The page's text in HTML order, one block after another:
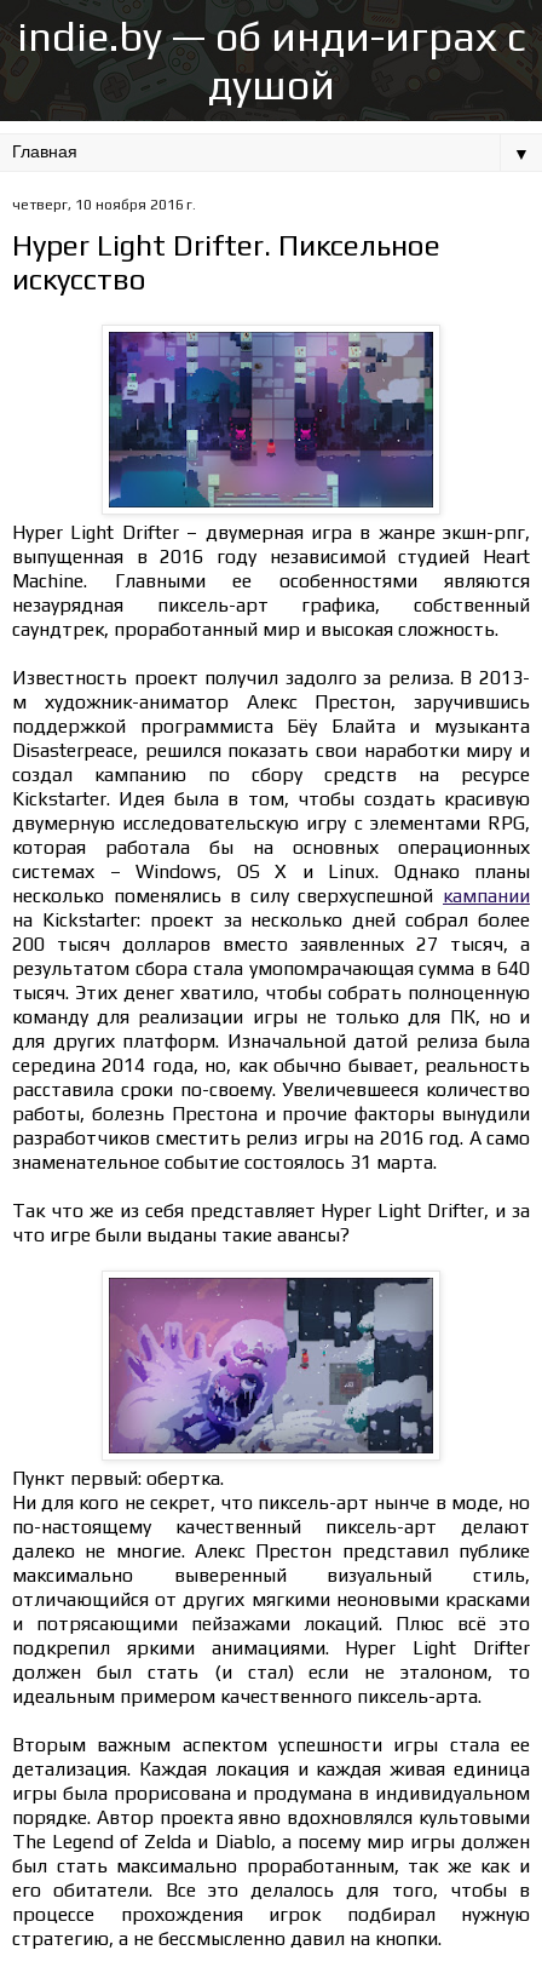
indie.by — об инди-играх с
душой
▼
четверг, 10 ноября 2016 г.
Hyper Light Drifter. Пиксельное
искусство
Hyper Light Drifter – двумерная игра в жанре экшн-рпг,
выпущенная в 2016 году независимой студией Heart
Machine. Главными ее особенностями являются
незаурядная пиксель-арт графика, собственный
саундтрек, проработанный мир и высокая сложность.
Известность проект получил задолго за релиза. В 2013-
м художник-аниматор Алекс Престон, заручившись
поддержкой программиста Бёу Блайта и музыканта
Disasterpeace, решился показать свои наработки миру и
создал кампанию по сбору средств на ресурсе
Kickstarter. Идея была в том, чтобы создать красивую
двумерную исследовательскую игру с элементами RPG,
которая работала бы на основных операционных
системах – Windows, OS X и Linux. Однако планы
несколько поменялись в силу сверхуспешной кампании
на Kickstarter: проект за несколько дней собрал более
200 тысяч долларов вместо заявленных 27 тысяч, а
результатом сбора стала умопомрачающая сумма в 640
тысяч. Этих денег хватило, чтобы собрать полноценную
команду для реализации игры не только для ПК, но и
для других платформ. Изначальной датой релиза была
середина 2014 года, но, как обычно бывает, реальность
расставила сроки по-своему. Увеличевшееся количество
работы, болезнь Престона и прочие факторы вынудили
разработчиков сместить релиз игры на 2016 год. А само
знаменательное событие состоялось 31 марта.
Так что же из себя представляет Hyper Light Drifter, и за
что игре были выданы такие авансы?
Пункт первый: обертка.
Ни для кого не секрет, что пиксель-арт нынче в моде, но
по-настоящему качественный пиксель-арт делают
далеко не многие. Алекс Престон представил публике
максимально выверенный визуальный стиль,
отличающийся от других мягкими неоновыми красками
и потрясающими пейзажами локаций. Плюс всё это
подкрепил яркими анимациями. Hyper Light Drifter
должен был стать (и стал) если не эталоном, то
идеальным примером качественного пиксель-арта.
Вторым важным аспектом успешности игры стала ее
детализация. Каждая локация и каждая живая единица
игры была прорисована и продумана в индивидуальном
порядке. Автор проекта явно вдохновлялся культовыми
The Legend of Zelda и Diablo, а посему мир игры должен
был стать максимально проработанным, так же как и
его обитатели. Все это делалось для того, чтобы в
процессе прохождения игрок подбирал нужную
стратегию, а не бессмысленно давил на кнопки.